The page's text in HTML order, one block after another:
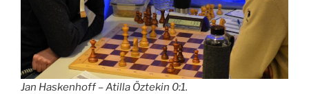
Jan Haskenhoff – Atilla Öztekin 0:1.